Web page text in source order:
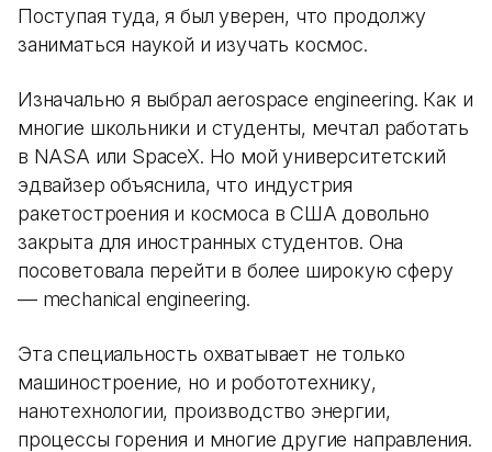
Поступая туда, я был уверен, что продолжу
заниматься наукой и изучать космос.
Изначально я выбрал aerospace engineering. Как и
многие школьники и студенты, мечтал работать
в NASA или SpaceX. Но мой университетский
эдвайзер объяснила, что индустрия
ракетостроения и космоса в США довольно
закрыта для иностранных студентов. Она
посоветовала перейти в более широкую сферу
— mechanical engineering.
Эта специальность охватывает не только
машиностроение, но и робототехнику,
нанотехнологии, производство энергии,
процессы горения и многие другие направления.